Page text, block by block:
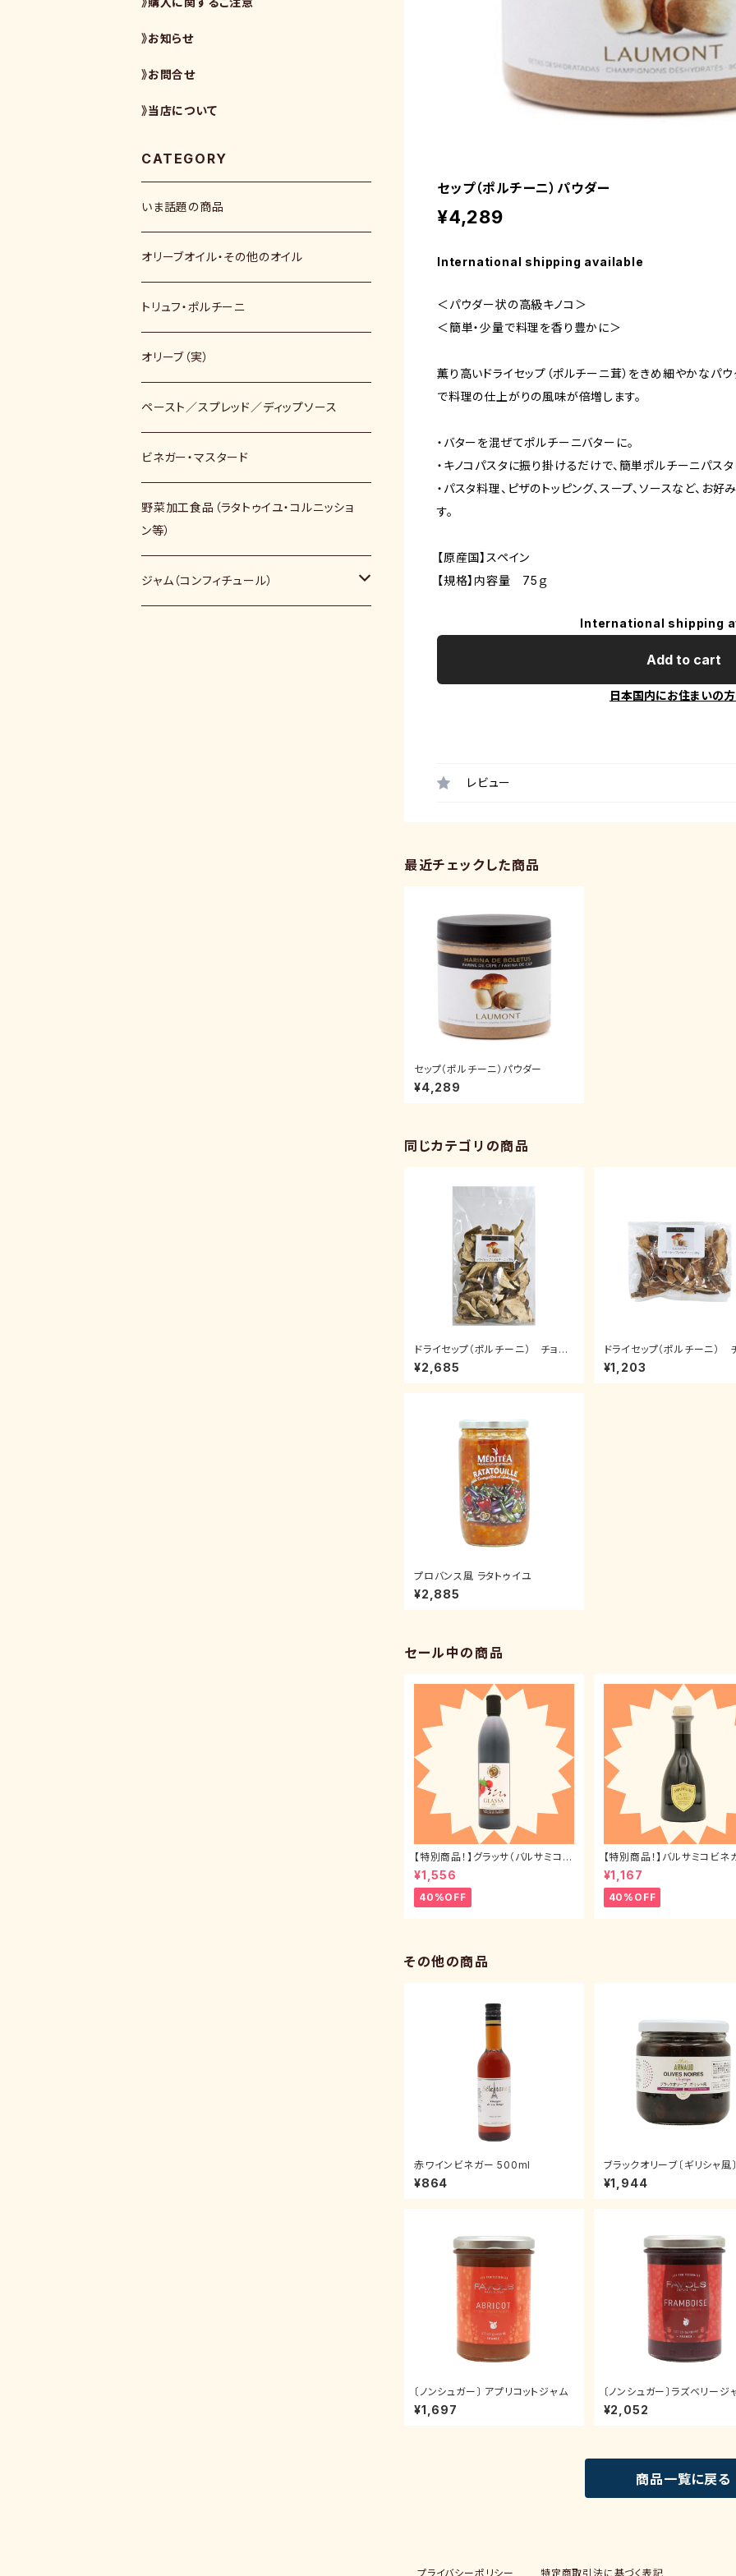
セップ（ポルチーニ）パウダー
¥4,289
International shipping available
＜パウダー状の高級キノコ＞
＜簡単・少量で料理を香り豊かに＞
薫り高いドライセップ（ポルチーニ茸）をきめ細やかなパ
で料理の仕上がりの風味が倍増します。
・バターを混ぜてポルチーニバターに。
・キノコパスタに振り掛けるだけで、簡単ポルチーニパスタ
・パスタ料理、ピザのトッピング、スープ、ソースなど、お
す。
【原産国】スペイン
【規格】内容量 75ｇ
International shipping
Add to cart
日本国内にお住まいの
レビュー
最近チェックした商品
セップ（ポルチーニ）パウダー
¥4,289
同じカテゴリの商品
ドライセップ（ポルチーニ） チョイ
ス 50g
¥2,685
ドライセップ（ポルチーニ）
ス 20g
¥1,203
プロバンス風 ラタトゥイユ
¥2,885
セール中の商品
【特別商品！】グラッサ（バルサミコク
リーム）500ml
¥1,556
40%OFF
【特別商品！】バルサミコビネ
ンヴェッキアート3年物 250ml
¥1,167
40%OFF
その他の商品
赤ワインビネガー 500ml
¥864
ブラックオリーブ〔ギリシャ風〕
¥1,944
〔ノンシュガー〕 アプリコットジャム
¥1,697
〔ノンシュガー〕ラズベリージ
¥2,052
商品一覧に戻る
》お知らせ
》お問合せ
》当店について
CATEGORY
いま話題の商品
オリーブオイル・その他のオイル
トリュフ・ポルチーニ
オリーブ（実）
ペースト／スプレッド／ディップソース
ビネガー・マスタード
野菜加工食品（ラタトゥイユ・コルニッショ
ン等）
ジャム（コンフィチュール）
プライバシーポリシー 特定商取引法に基づく表記